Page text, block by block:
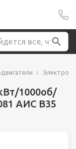
1000об/
АИС B35